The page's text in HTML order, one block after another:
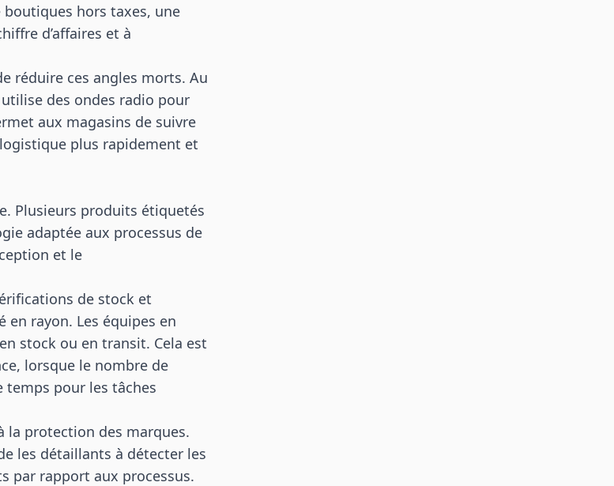
boutiques hors taxes, une
d’affaires et à
réduire ces angles morts. Au
des ondes radio pour
aux magasins de suivre
plus rapidement et
Plusieurs produits étiquetés
adaptée aux processus de
et le
de stock et
rayon. Les équipes en
stock ou en transit. Cela est
lorsque le nombre de
temps pour les tâches
la protection des marques.
les détaillants à détecter les
par rapport aux processus.